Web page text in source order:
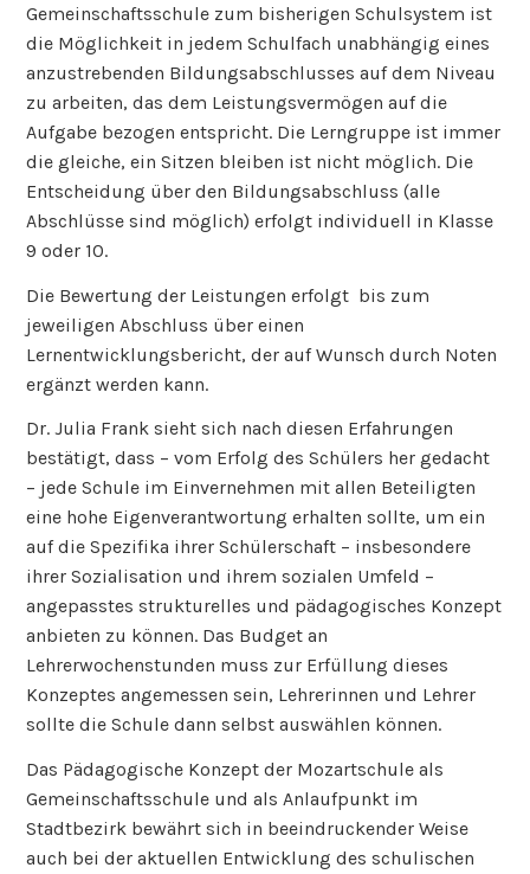
Gemeinschaftsschule zum bisherigen Schulsystem ist
die Möglichkeit in jedem Schulfach unabhängig eines
anzustrebenden Bildungsabschlusses auf dem Niveau
zu arbeiten, das dem Leistungsvermögen auf die
Aufgabe bezogen entspricht. Die Lerngruppe ist immer
die gleiche, ein Sitzen bleiben ist nicht möglich. Die
Entscheidung über den Bildungsabschluss (alle
Abschlüsse sind möglich) erfolgt individuell in Klasse
9 oder 10.
Die Bewertung der Leistungen erfolgt bis zum
jeweiligen Abschluss über einen
Lernentwicklungsbericht, der auf Wunsch durch Noten
ergänzt werden kann.
Dr. Julia Frank sieht sich nach diesen Erfahrungen
bestätigt, dass – vom Erfolg des Schülers her gedacht
– jede Schule im Einvernehmen mit allen Beteiligten
eine hohe Eigenverantwortung erhalten sollte, um ein
auf die Spezifika ihrer Schülerschaft – insbesondere
ihrer Sozialisation und ihrem sozialen Umfeld –
angepasstes strukturelles und pädagogisches Konzept
anbieten zu können. Das Budget an
Lehrerwochenstunden muss zur Erfüllung dieses
Konzeptes angemessen sein, Lehrerinnen und Lehrer
sollte die Schule dann selbst auswählen können.
Das Pädagogische Konzept der Mozartschule als
Gemeinschaftsschule und als Anlaufpunkt im
Stadtbezirk bewährt sich in beeindruckender Weise
auch bei der aktuellen Entwicklung des schulischen